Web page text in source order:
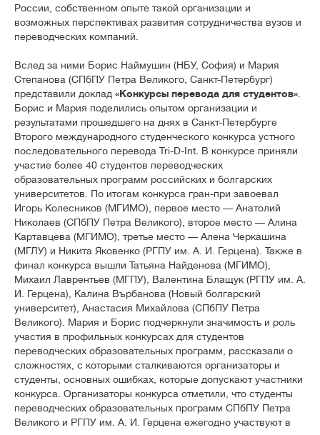
России, собственном опыте такой организации и
возможных перспективах развития сотрудничества вузов и
переводческих компаний.
Вслед за ними Борис Наймушин (НБУ, София) и Мария
Степанова (СПбПУ Петра Великого, Санкт-Петербург)
представили доклад «Конкурсы перевода для студентов»
Борис и Мария поделились опытом организации и
результатами прошедшего на днях в Санкт-Петербурге
Второго международного студенческого конкурса устного
последовательного перевода Tri-D-Int. В конкурсе приняли
участие более 40 студентов переводческих
образовательных программ российских и болгарских
университетов. По итогам конкурса гран-при завоевал
Игорь Колесников (МГИМО), первое место — Анатолий
Николаев (СПбПУ Петра Великого), второе место — Алина
Картавцева (МГИМО), третье место — Алена Черкашина
(МГЛУ) и Никита Яковенко (РГПУ им. А. И. Герцена). Также в
финал конкурса вышли Татьяна Найденова (МГИМО),
Михаил Лаврентьев (МГПУ), Валентина Блащук (РГПУ им. А.
И. Герцена), Калина Върбанова (Новый болгарский
университет), Анастасия Михайлова (СПбПУ Петра
Великого). Мария и Борис подчеркнули значимость и роль
участия в профильных конкурсах для студентов
переводческих образовательных программ, рассказали о
сложностях, с которыми сталкиваются организаторы и
студенты, основных ошибках, которые допускают участники
конкурса. Организаторы конкурса отметили, что студенты
переводческих образовательных программ СПбПУ Петра
Великого и РГПУ им. А. И. Герцена ежегодно участвуют в